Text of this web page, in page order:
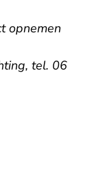
opnemen
tel. 06